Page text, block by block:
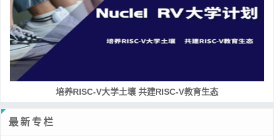
培养RISC-V大学土壤 共建RISC-V教育生态
最新专栏